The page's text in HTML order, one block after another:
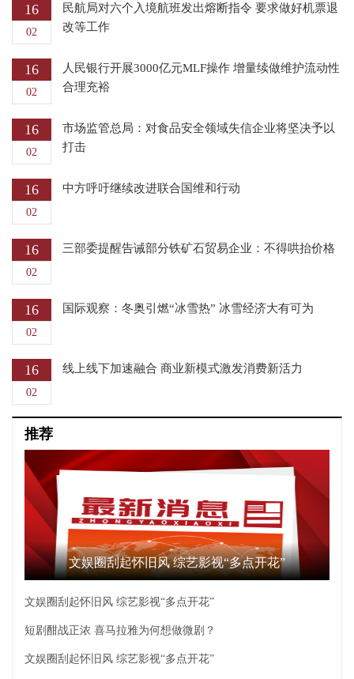
16
02
民航局对六个入境航班发出熔断指令 要求做好机票退
改等工作
16
02
人民银行开展3000亿元MLF操作 增量续做维护流动性
合理充裕
16
02
市场监管总局：对食品安全领域失信企业将坚决予以
打击
16
02
中方呼吁继续改进联合国维和行动
16
02
三部委提醒告诫部分铁矿石贸易企业：不得哄抬价格
16
02
国际观察：冬奥引燃“冰雪热” 冰雪经济大有可为
16
02
线上线下加速融合 商业新模式激发消费新活力
推荐
文娱圈刮起怀旧风 综艺影视“多点开花”
文娱圈刮起怀旧风 综艺影视“多点开花”
短剧酣战正浓 喜马拉雅为何想做微剧？
文娱圈刮起怀旧风 综艺影视“多点开花”